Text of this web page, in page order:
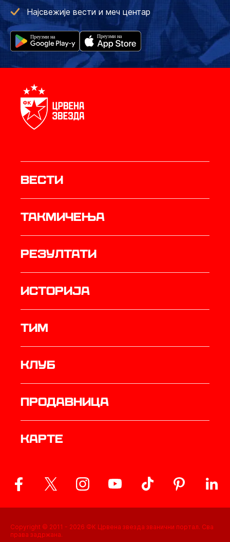
Најсвежије вести и меч центар
Вести
Такмичења
резултати
историја
ТИМ
Клуб
продавница
Карте
Copyright © 2011 - 2026 ФК Црвена звезда званични портал. Сва
права задржана.